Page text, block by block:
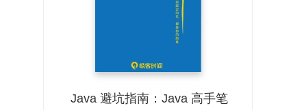
Java 避坑指南：Java 高手笔